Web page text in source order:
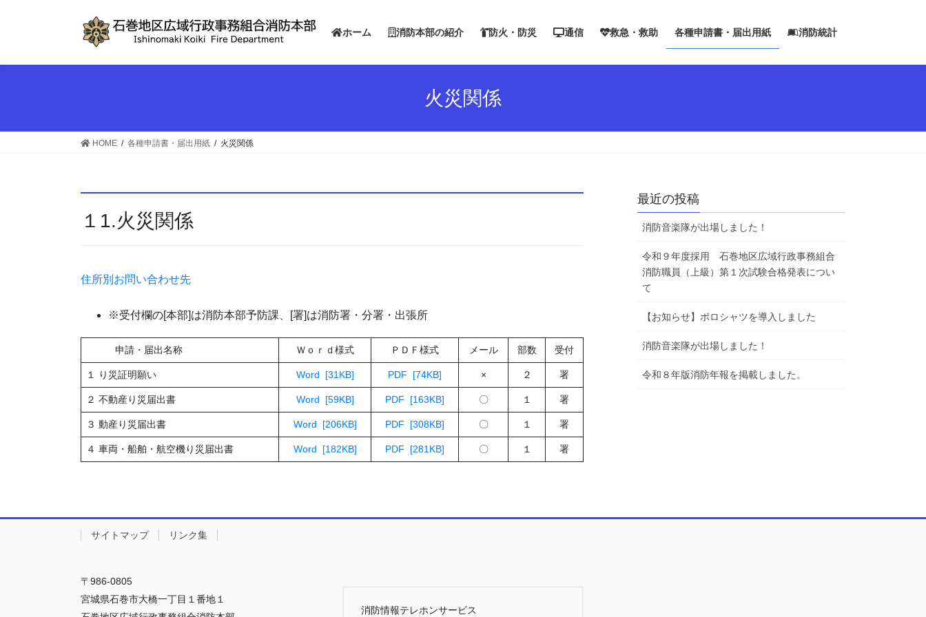
ホーム 消防本部の紹介 防火・防災 通信 救急・救助 各種申請書・届出用紙 消防統計
火災関係
HOME 各種申請書・届出用紙 火災関係
１1.火災関係
住所別お問い合わせ先
※受付欄の[本部]は消防本部予防課、[署]は消防署・分署・出張所
申請・届出名称 Ｗｏｒｄ様式 ＰＤＦ様式 メール 部数 受付
１ り災証明願い Word [31KB] PDF [74KB] × ２ 署
２ 不動産り災届出書 Word [59KB] PDF [163KB] 〇 １ 署
３ 動産り災届出書 Word [206KB] PDF [308KB] 〇 １ 署
４ 車両・船舶・航空機り災届出書 Word [182KB] PDF [281KB] 〇 １ 署
最近の投稿
消防音楽隊が出場しました！
令和９年度採用 石巻地区広域行政事務組合
消防職員（上級）第１次試験合格発表につい
て
【お知らせ】ポロシャツを導入しました
消防音楽隊が出場しました！
令和８年版消防年報を掲載しました。
サイトマップ リンク集
〒986-0805
宮城県石巻市大橋一丁目１番地１
消防情報テレホンサービス